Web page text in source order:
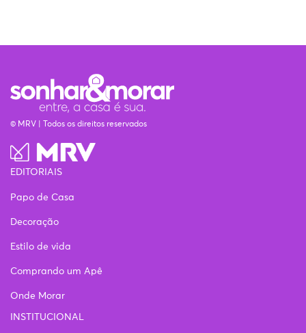
© MRV | Todos os direitos reservados
EDITORIAIS
Papo de Casa
Decoração
Estilo de vida
Comprando um Apê
Onde Morar
INSTITUCIONAL